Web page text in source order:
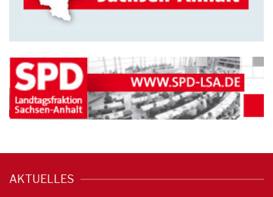
AKTUELLES